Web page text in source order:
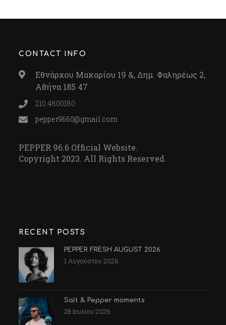
CONTACT INFO
Εθνάρχου Μακαρίου 19 &, Δημ. Φαληρέως 2,
Αθήνα 185 47
210 4800180
pepper9660@gmail.com
PEPPER 96.6 Official Website.
Copyright 2023. All Rights Reserved.
RECENT POSTS
PEPPER FRESH AUGUST 2026
1 Αυγούστου 2026
Salt & Pepper moments
28 Ιουλίου 2026